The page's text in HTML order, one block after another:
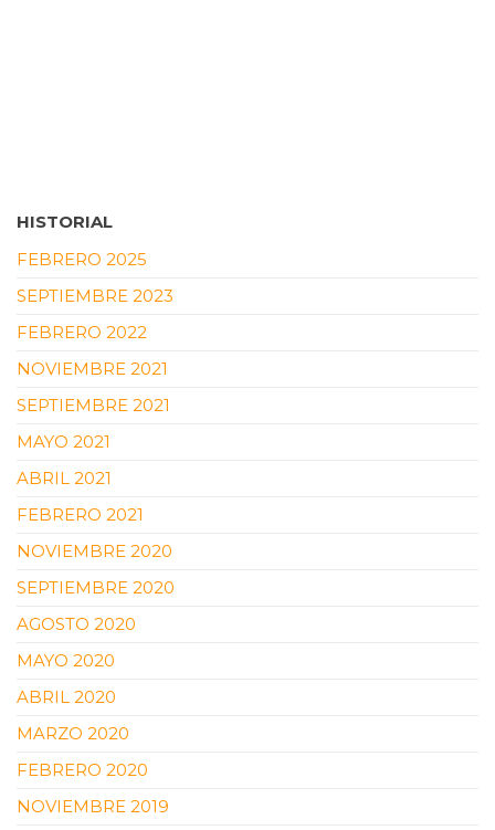
HISTORIAL
FEBRERO 2025
SEPTIEMBRE 2023
FEBRERO 2022
NOVIEMBRE 2021
SEPTIEMBRE 2021
MAYO 2021
ABRIL 2021
FEBRERO 2021
NOVIEMBRE 2020
SEPTIEMBRE 2020
AGOSTO 2020
MAYO 2020
ABRIL 2020
MARZO 2020
FEBRERO 2020
NOVIEMBRE 2019